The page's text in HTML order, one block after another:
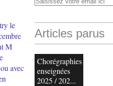
Articles parus
Chorégraphies
enseignées
2025 / 202...